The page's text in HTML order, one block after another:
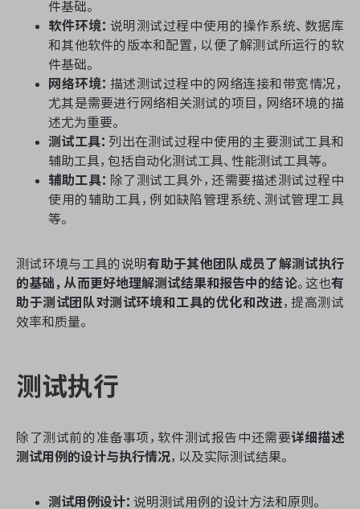
件基础。
软件环境： 说明测试过程中使用的操作系统、数据库
和其他软件的版本和配置，以便了解测试所运行的软
件基础。
网络环境： 描述测试过程中的网络连接和带宽情况，
尤其是需要进行网络相关测试的项目，网络环境的描
述尤为重要。
测试工具： 列出在测试过程中使用的主要测试工具和
辅助工具，包括自动化测试工具、性能测试工具等。
辅助工具： 除了测试工具外，还需要描述测试过程中
使用的辅助工具，例如缺陷管理系统、测试管理工具
等。
测试环境与工具的说明有助于其他团队成员了解测试执行
的基础，从而更好地理解测试结果和报告中的结论。这也有
助于测试团队对测试环境和工具的优化和改进，提高测试
效率和质量。
测试执行
除了测试前的准备事项，软件测试报告中还需要详细描述
测试用例的设计与执行情况，以及实际测试结果。
测试用例设计： 说明测试用例的设计方法和原则。